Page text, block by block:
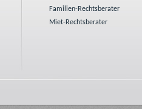
Familien-Rechtsberater
Miet-Rechtsberater